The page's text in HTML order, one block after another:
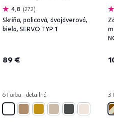
4,8 272
Skriňa, policová, dvojdverová,
biela, SERVO TYP 1
89 €
6 Farba - detailná 3